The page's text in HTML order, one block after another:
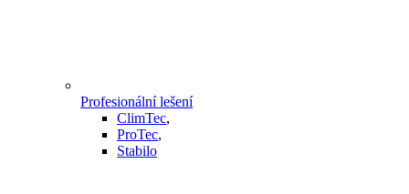
Profesionální lešení
ClimTec,
ProTec,
Stabilo